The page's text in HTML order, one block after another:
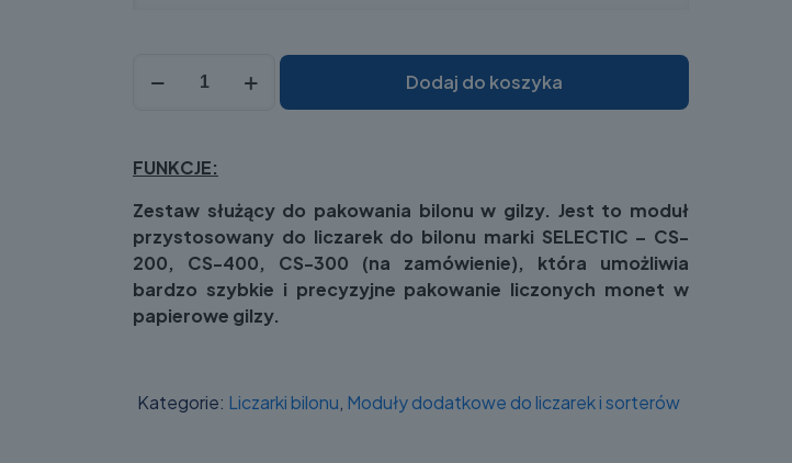
Zestaw
bilonu
gilzy
dla
SELECTIC
CS-
200/CS-
Dodaj do koszyka
FUNKCJE:
Zestaw służący do pakowania bilonu w gilzy. Jest to moduł
przystosowany do liczarek do bilonu marki SELECTIC – CS-
200, CS-400, CS-300 (na zamówienie), która umożliwia
bardzo szybkie i precyzyjne pakowanie liczonych monet w
papierowe gilzy.
Kategorie: Liczarki bilonu, Moduły dodatkowe do liczarek i sorterów